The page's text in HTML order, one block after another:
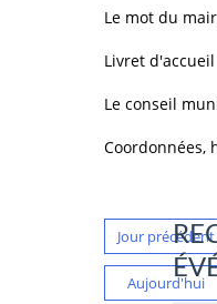
Le mot du
Livret d'accueil
Le conseil
Coordonnées,
Jour précédent
Aujourd'hui